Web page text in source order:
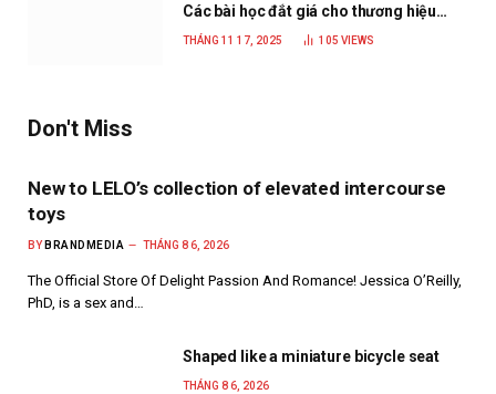
Các bài học đắt giá cho thương hiệu
năm 2025
THÁNG 11 17, 2025 105 VIEWS
Don't Miss
New to LELO’s collection of elevated intercourse
toys
BY BRANDMEDIA THÁNG 8 6, 2026
The Official Store Of Delight Passion And Romance! Jessica O’Reilly,
PhD, is a sex and…
Shaped like a miniature bicycle seat
THÁNG 8 6, 2026